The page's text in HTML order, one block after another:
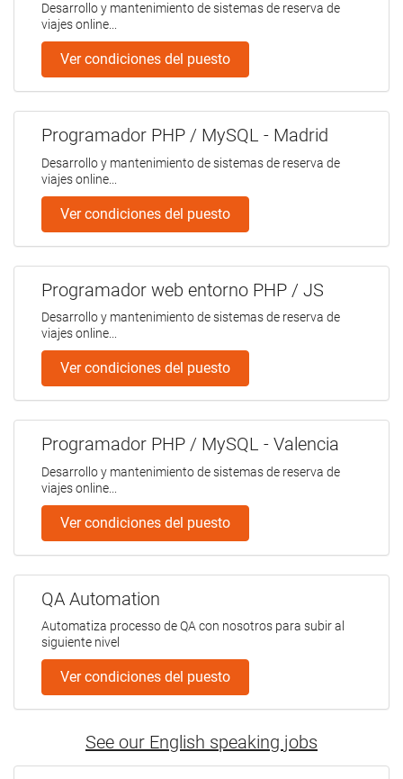
Desarrollo y mantenimiento de sistemas de reserva de
viajes online...
Ver condiciones del puesto
Programador PHP / MySQL - Madrid
Desarrollo y mantenimiento de sistemas de reserva de
viajes online...
Ver condiciones del puesto
Programador web entorno PHP / JS
Desarrollo y mantenimiento de sistemas de reserva de
viajes online...
Ver condiciones del puesto
Programador PHP / MySQL - Valencia
Desarrollo y mantenimiento de sistemas de reserva de
viajes online...
Ver condiciones del puesto
QA Automation
Automatiza processo de QA con nosotros para subir al
siguiente nivel
Ver condiciones del puesto
See our English speaking jobs